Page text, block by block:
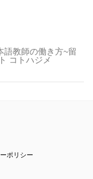
語教師の働き方~留
コトハジメ
ポリシー